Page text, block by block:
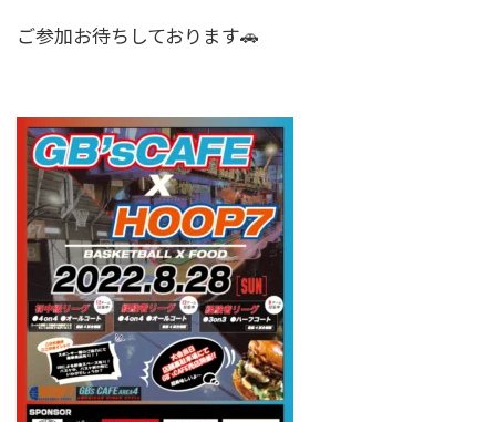
ご参加お待ちしております🚗